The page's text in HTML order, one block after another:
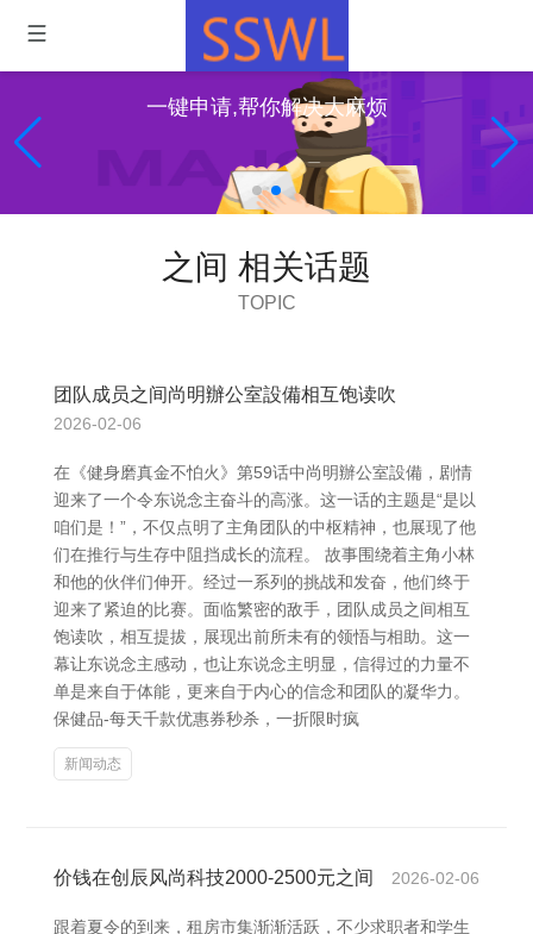
一键申请,帮你解决大麻烦
之间 相关话题
TOPIC
团队成员之间尚明辦公室設備相互饱读吹
2026-02-06
在《健身磨真金不怕火》第59话中尚明辦公室設備，剧情
迎来了一个令东说念主奋斗的高涨。这一话的主题是“是以
咱们是！”，不仅点明了主角团队的中枢精神，也展现了他
们在推行与生存中阻挡成长的流程。 故事围绕着主角小林
和他的伙伴们伸开。经过一系列的挑战和发奋，他们终于
迎来了紧迫的比赛。面临繁密的敌手，团队成员之间相互
饱读吹，相互提拔，展现出前所未有的领悟与相助。这一
幕让东说念主感动，也让东说念主明显，信得过的力量不
单是来自于体能，更来自于内心的信念和团队的凝华力。
保健品-每天千款优惠券秒杀，一折限时疯
新闻动态
价钱在创辰风尚科技2000-2500元之间 2026-02-06
跟着夏令的到来，租房市集渐渐活跃，不少求职者和学生